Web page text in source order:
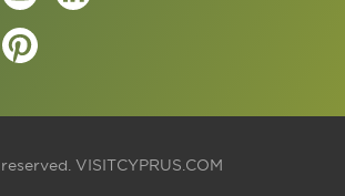
VISITCYPRUS.COM